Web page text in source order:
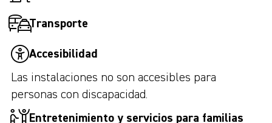
Transporte
Accesibilidad
Las instalaciones no son accesibles para
personas con discapacidad.
Entretenimiento y servicios para familias